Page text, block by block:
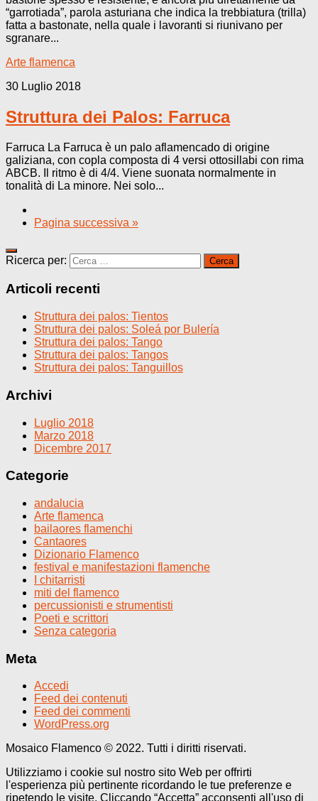
“garrotiada”, parola asturiana che indica la trebbiatura (trilla)
fatta a bastonate, nella quale i lavoranti si riunivano per
sgranare...
Arte flamenca
30 Luglio 2018
Struttura dei Palos: Farruca
Farruca La Farruca è un palo aflamencado di origine
galiziana, con copla composta di 4 versi ottosillabi con rima
ABCB. Il ritmo è di 4/4. Viene suonata normalmente in
tonalità di La minore. Nei solo...
Pagina successiva »
Ricerca per:
Articoli recenti
Struttura dei palos: Tientos
Struttura dei palos: Soleá por Bulería
Struttura dei palos: Tango
Struttura dei palos: Tangos
Struttura dei palos: Tanguillos
Archivi
Luglio 2018
Marzo 2018
Dicembre 2017
Categorie
andalucia
Arte flamenca
bailaores flamenchi
Cantaores
Dizionario Flamenco
festival e manifestazioni flamenche
I chitarristi
miti del flamenco
percussionisti e strumentisti
Poeti e scrittori
Senza categoria
Meta
Accedi
Feed dei contenuti
Feed dei commenti
WordPress.org
Mosaico Flamenco © 2022. Tutti i diritti riservati.
Utilizziamo i cookie sul nostro sito Web per offrirti
l'esperienza più pertinente ricordando le tue preferenze e
ripetendo le visite. Cliccando “Accetta” acconsenti all'uso di